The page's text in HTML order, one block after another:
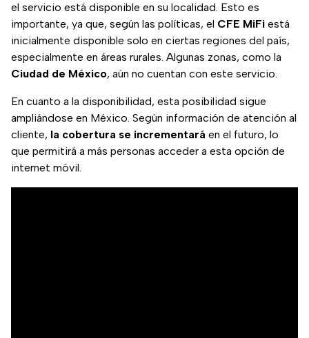
el servicio está disponible en su localidad. Esto es
importante, ya que, según las políticas, el CFE MiFi está
inicialmente disponible solo en ciertas regiones del país,
especialmente en áreas rurales. Algunas zonas, como la
Ciudad de México, aún no cuentan con este servicio.
En cuanto a la disponibilidad, esta posibilidad sigue
ampliándose en México. Según información de atención al
cliente, la cobertura se incrementará en el futuro, lo
que permitirá a más personas acceder a esta opción de
internet móvil.